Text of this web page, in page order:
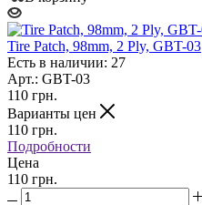
Tire Patch, 98mm, 2 Ply, GBT-03
Есть в наличии: 27
Арт.: GBT-03
110 грн.
Варианты цен
110 грн.
Подробности
Цена
110 грн.